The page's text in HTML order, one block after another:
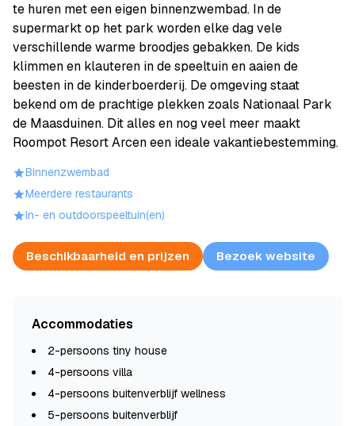
te huren met een eigen binnenzwembad. In de
supermarkt op het park worden elke dag vele
verschillende warme broodjes gebakken. De kids
klimmen en klauteren in de speeltuin en aaien de
beesten in de kinderboerderij. De omgeving staat
bekend om de prachtige plekken zoals Nationaal Park
de Maasduinen. Dit alles en nog veel meer maakt
Roompot Resort Arcen een ideale vakantiebestemming.
Binnenzwembad
Meerdere restaurants
In- en outdoorspeeltuin(en)
Beschikbaarheid en prijzen Bezoek website
Accommodaties
2-persoons tiny house
4-persoons villa
4-persoons buitenverblijf wellness
5-persoons buitenverblijf